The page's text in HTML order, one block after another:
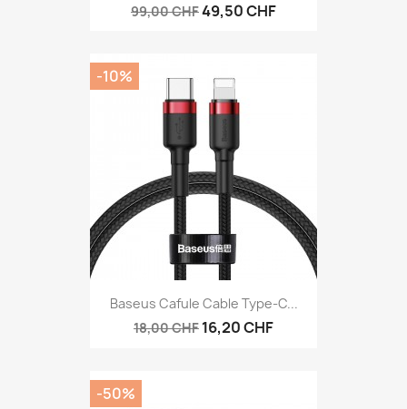
99,00 CHF49,50 CHF
Baseus Cafule Cable Type-C...
18,00 CHF 16,20 CHF
-10%
-50%